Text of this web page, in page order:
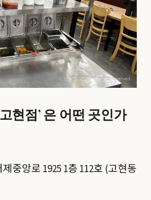
현점’ 은 어떤 곳인가
중앙로 1925 1층 112호 (고현동